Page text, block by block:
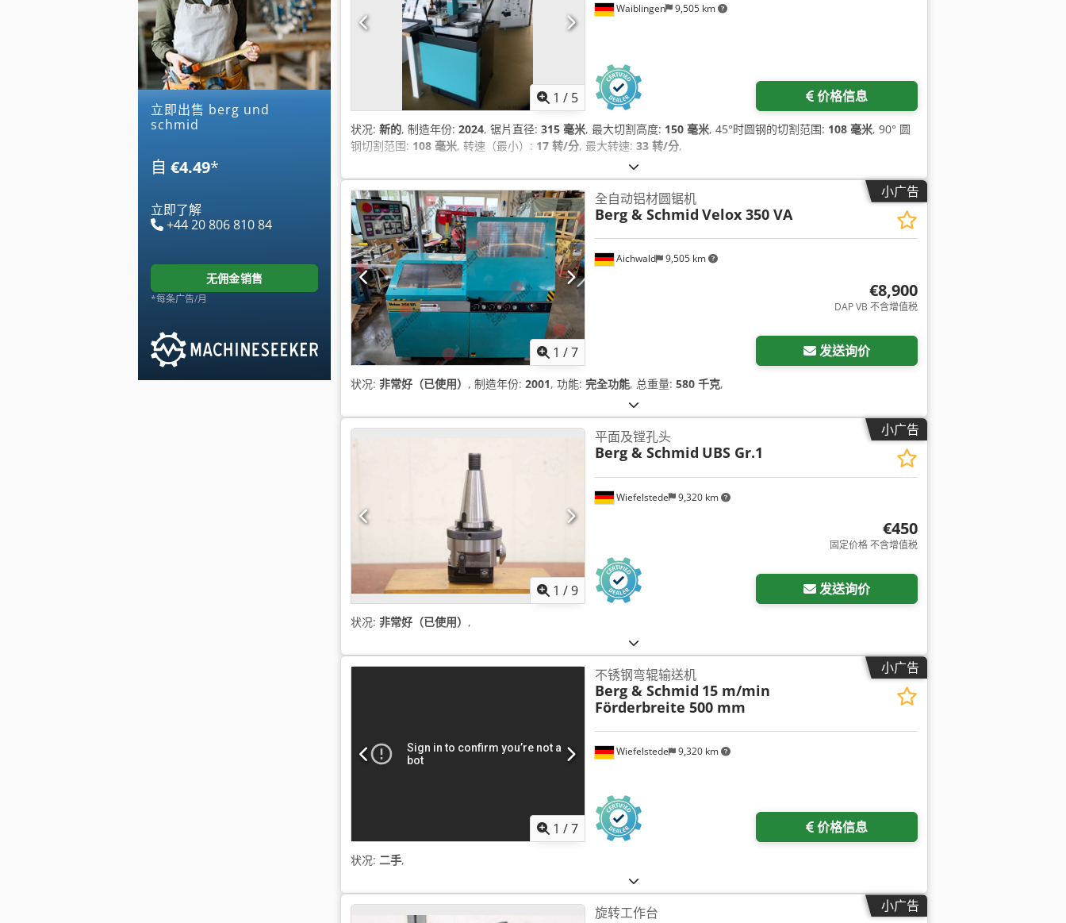
立即出售 berg und
schmid
自 €4.49*
立即了解
+44 20 806 810 84
无佣金销售
*每条广告/月
1 / 5
Waiblingen 9,505 km
价格信息
状况: 新的, 制造年份: 2024, 锯片直径: 315 毫米, 最大切割高度: 150 毫米, 45°时圆钢的切割范围: 108 毫米, 90° 圆
钢切割范围: 108 毫米, 转速（最小）: 17 转/分, 最大转速: 33 转/分,
小广告
1 /7
Aichwald 9,505 km
全自动铝材圆锯机
Berg & Schmid Velox 350 VA
€8,900
DAP VB 不含增值税
发送询价
状况: 非常好（已使用） , 制造年份: 2001, 功能: 完全功能, 总重量: 580 千克,
小广告
1 /9
Wiefelstede 9,320 km
平面及镗孔头
Berg & Schmid UBS Gr.1
€450
固定价格 不含增值税
发送询价
状况: 非常好（已使用） ,
小广告
1 /7
Wiefelstede 9,320 km
不锈钢弯辊输送机
Berg & Schmid 15 m/min
Förderbreite 500 mm
价格信息
状况: 二手,
小广告
旋转工作台